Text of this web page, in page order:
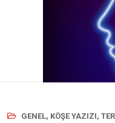
GENEL, KÖŞE YAZIZI,